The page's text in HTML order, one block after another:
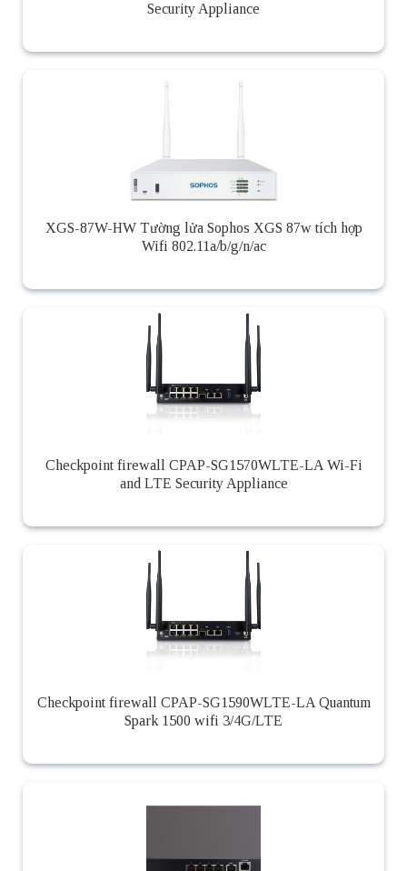
Security Appliance
XGS-87W-HW Tường lửa Sophos XGS 87w tích hợp
Wifi 802.11a/b/g/n/ac
Checkpoint firewall CPAP-SG1570WLTE-LA Wi-Fi
and LTE Security Appliance
Checkpoint firewall CPAP-SG1590WLTE-LA Quantum
Spark 1500 wifi 3/4G/LTE